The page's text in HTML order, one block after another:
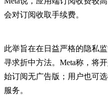
会对订阅收取手续费。
此举旨在在日益严格的隐私
寻求折中方法。Meta称，将
始订阅无广告版；用户也可
服务。